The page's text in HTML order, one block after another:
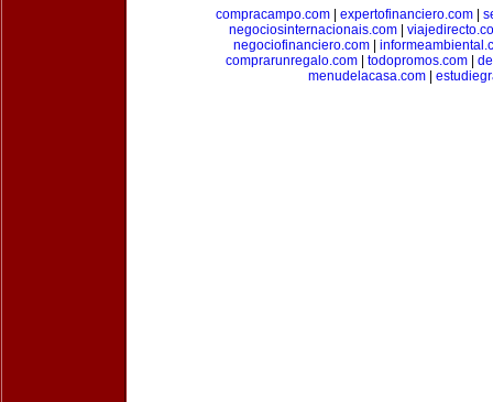
compracampo.com| expertofinanciero.com|
negociosinternacionais.com
negociofinanciero.com
comprarunregalo.com| todopromos.com|
menudelacasa.com